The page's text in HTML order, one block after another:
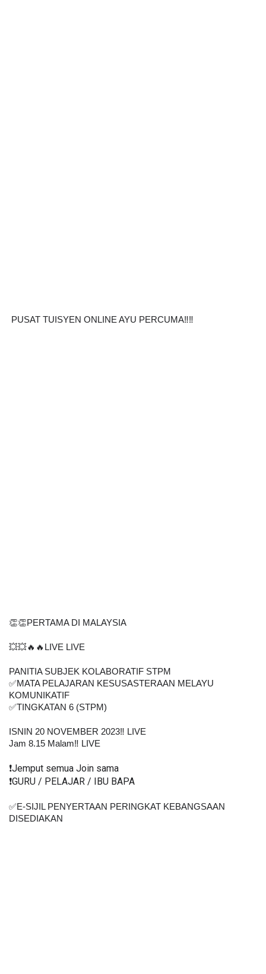
PUSAT TUISYEN ONLINE AYU PERCUMA‼️‼️
👏👏PERTAMA DI MALAYSIA
💥💥🔥🔥LIVE LIVE
PANITIA SUBJEK KOLABORATIF STPM
✅MATA PELAJARAN KESUSASTERAAN MELAYU
KOMUNIKATIF
✅TINGKATAN 6 (STPM)
ISNIN 20 NOVEMBER 2023‼️ LIVE
Jam 8.15 Malam‼️ LIVE
❗️Jemput semua Join sama
❗️GURU / PELAJAR / IBU BAPA
✅E-SIJIL PENYERTAAN PERINGKAT KEBANGSAAN
DISEDIAKAN